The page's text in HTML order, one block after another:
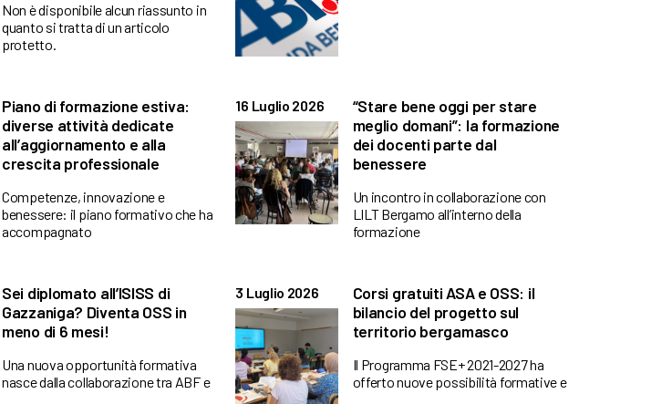
Non è disponibile alcun riassunto in
quanto si tratta di un articolo
protetto.
Piano di formazione estiva:
diverse attività dedicate
all’aggiornamento e alla
crescita professionale
Competenze, innovazione e
benessere: il piano formativo che ha
accompagnato
16 Luglio 2026
“Stare bene oggi per stare
meglio domani”: la formazione
dei docenti parte dal
benessere
Un incontro in collaborazione con
LILT Bergamo all’interno della
formazione
Sei diplomato all’ISISS di
Gazzaniga? Diventa OSS in
meno di 6 mesi!
Una nuova opportunità formativa
nasce dalla collaborazione tra ABF e
3 Luglio 2026
Corsi gratuiti ASA e OSS: il
bilancio del progetto sul
territorio bergamasco
Il Programma FSE+ 2021-2027 ha
offerto nuove possibilità formative e